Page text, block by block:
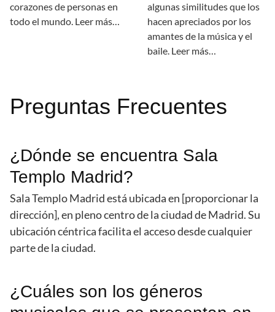
corazones de personas en
todo el mundo. Leer más…
algunas similitudes que los
hacen apreciados por los
amantes de la música y el
baile. Leer más…
Preguntas Frecuentes
¿Dónde se encuentra Sala
Templo Madrid?
Sala Templo Madrid está ubicada en [proporcionar la
dirección], en pleno centro de la ciudad de Madrid. Su
ubicación céntrica facilita el acceso desde cualquier
parte de la ciudad.
¿Cuáles son los géneros